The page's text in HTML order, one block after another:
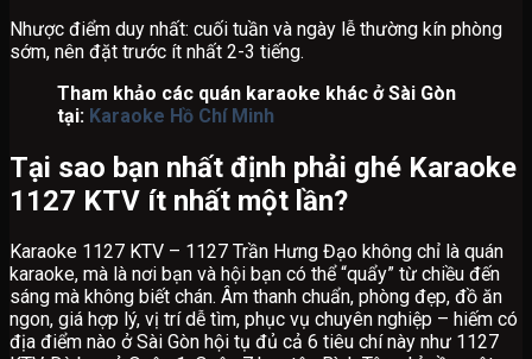
Nhược điểm duy nhất: cuối tuần và ngày lễ thường kín phòng
sớm, nên đặt trước ít nhất 2-3 tiếng.
Tham khảo các quán karaoke khác ở Sài Gòn
tại: Karaoke Hồ Chí Minh
Tại sao bạn nhất định phải ghé Karaoke
1127 KTV ít nhất một lần?
Karaoke 1127 KTV – 1127 Trần Hưng Đạo không chỉ là quán
karaoke, mà là nơi bạn và hội bạn có thể “quẩy” từ chiều đến
sáng mà không biết chán. Âm thanh chuẩn, phòng đẹp, đồ ăn
ngon, giá hợp lý, vị trí dễ tìm, phục vụ chuyên nghiệp – hiếm có
địa điểm nào ở Sài Gòn hội tụ đủ cả 6 tiêu chí này như 1127